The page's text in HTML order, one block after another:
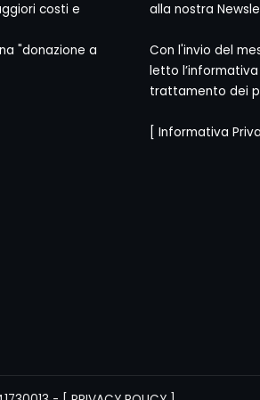
costi e
"donazione a
alla nostra
Con l'invio del
letto
trattamento dei
[ Informativa